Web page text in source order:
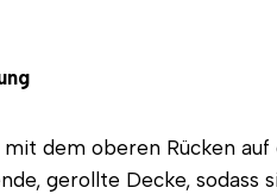
mit dem oberen Rücken auf
gerollte Decke, sodass